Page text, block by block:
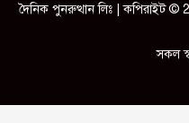
দৈনিক পুনরুত্থান লিঃ | কপিরাইট ©
সকল